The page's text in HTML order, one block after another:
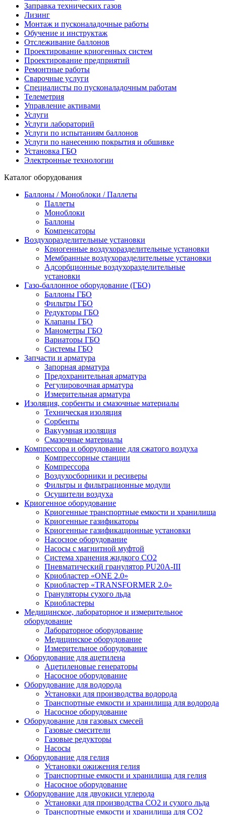
Заправка технических газов
Лизинг
Монтаж и пусконаладочные работы
Обучение и инструктаж
Отслеживание баллонов
Проектирование криогенных систем
Проектирование предприятий
Ремонтные работы
Сварочные услуги
Специалисты по пусконаладочным работам
Телеметрия
Управление активами
Услуги
Услуги лабораторий
Услуги по испытаниям баллонов
Услуги по нанесению покрытия и обшивке
Установка ГБО
Электронные технологии
Каталог оборудования
Баллоны / Моноблоки / Паллеты
Паллеты
Моноблоки
Баллоны
Компенсаторы
Воздухоразделительные установки
Криогенные воздухоразделительные установки
Мембранные воздухоразделительные установки
Адсорбционные воздухоразделительные
установки
Газо-баллонное оборудование (ГБО)
Баллоны ГБО
Фильтры ГБО
Редукторы ГБО
Клапаны ГБО
Манометры ГБО
Вариаторы ГБО
Системы ГБО
Запчасти и арматура
Запорная арматура
Предохранительная арматура
Регулировочная арматура
Измерительная арматура
Изоляция, сорбенты и смазочные материалы
Техническая изоляция
Сорбенты
Вакуумная изоляция
Смазочные материалы
Компрессора и оборудование для сжатого воздуха
Компрессорные станции
Компрессора
Воздухосборники и ресиверы
Фильтры и фильтрационные модули
Осушители воздуха
Криогенное оборудование
Криогенные транспортные емкости и хранилища
Криогенные газификаторы
Криогенные газификационные установки
Насосное оборудование
Насосы с магнитной муфтой
Система хранения жидкого CO2
Пневматический гранулятор PU20A-III
Криобластер «ONE 2.0»
Криобластер «TRANSFORMER 2.0»
Грануляторы сухого льда
Криобластеры
Медицинское, лабораторное и измерительное
оборудование
Лабораторное оборудование
Медицинское оборудование
Измерительное оборудование
Оборудование для ацетилена
Ацетиленовые генераторы
Насосное оборудование
Оборудование для водорода
Установки для производства водорода
Транспортные емкости и хранилища для водорода
Насосное оборудование
Оборудование для газовых смесей
Газовые смесители
Газовые редукторы
Насосы
Оборудование для гелия
Установки ожижения гелия
Транспортные емкости и хранилища для гелия
Насосное оборудование
Оборудование для двуокиси углерода
Установки для производства СО2 и сухого льда
Транспортные емкости и хранилища для CO2